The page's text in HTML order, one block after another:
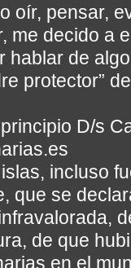
oír, pensar,
me decido a
hablar de
protector”
D/s
incluso
que se
de que
en el